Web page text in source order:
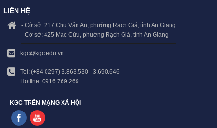
LIÊN HỆ
- Cở sở: 217 Chu Văn An, phường Rạch Giá, tỉnh An Giang
- Cở sở: 425 Mạc Cửu, phường Rạch Giá, tỉnh An Giang
kgc@kgc.edu.vn
Tel: (+84 0297) 3.863.530 - 3.690.646
Hotline: 0916.769.269
KGC TRÊN MẠNG XÃ HỘI